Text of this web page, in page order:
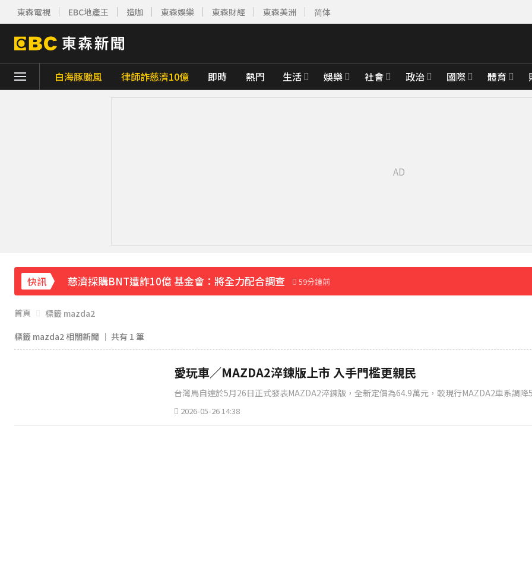
東森電視 EBC地產王 造咖 東森娛樂 東森財經 東森美洲 简体
白海豚颱風 律師詐慈濟10億 即時 熱門 生活 娛樂 社會 政治 國際 體育
快訊 慈濟採購BNT遭詐10億 基金會：將全力配合調查 59分鐘前
《理財達人秀》X 安聯投信免費講座報名中！搶先卡位 2027
下載東森App，隨時掌握天下大小事！
菲律賓外海規模5.8強震！首都馬尼拉震感明顯
8分鐘前
首頁
標籤 mazda2
標籤 mazda2 相關新聞 │ 共有 1 筆
愛玩車／MAZDA2淬鍊版上市 入手門檻更親民
台灣馬自達於5月26日正式發表MAZDA2淬鍊版，全新定價為64.9萬元，較現行MAZDA2車系調降
2026-05-26 14:38